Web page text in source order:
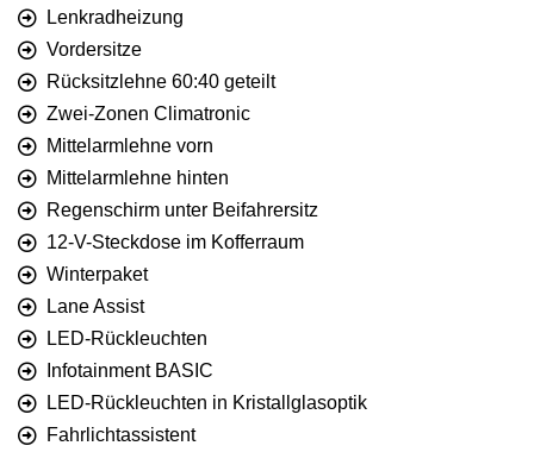
Lenkradheizung
Vordersitze
Rücksitzlehne 60:40 geteilt
Zwei-Zonen Climatronic
Mittelarmlehne vorn
Mittelarmlehne hinten
Regenschirm unter Beifahrersitz
12-V-Steckdose im Kofferraum
Winterpaket
Lane Assist
LED-Rückleuchten
Infotainment BASIC
LED-Rückleuchten in Kristallglasoptik
Fahrlichtassistent